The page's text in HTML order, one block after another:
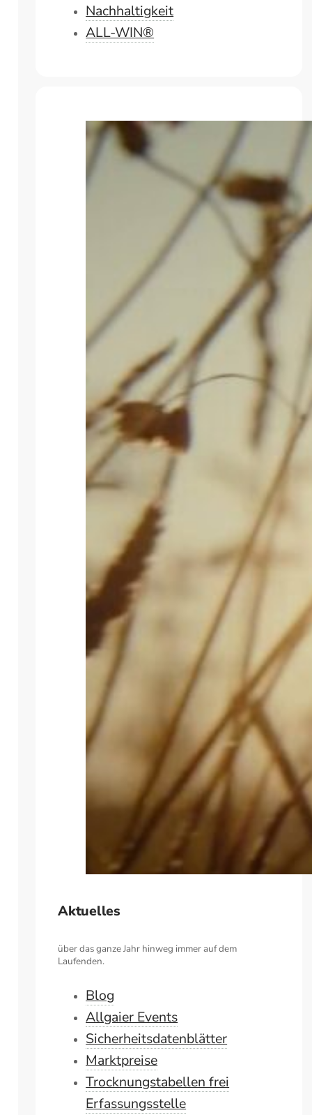
Nachhaltigkeit
ALL-WIN®
Aktuelles
über das ganze Jahr hinweg immer auf dem
Laufenden.
Blog
Allgaier Events
Sicherheitsdatenblätter
Marktpreise
Trocknungstabellen frei
Erfassungsstelle